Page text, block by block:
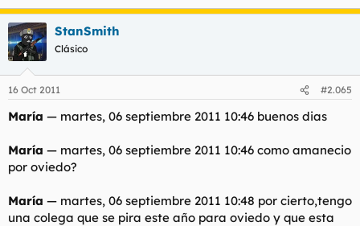
StanSmith
Clásico
16 Oct 2011 #2.065
María — martes, 06 septiembre 2011 10:46 buenos dias
María — martes, 06 septiembre 2011 10:46 como amanecio
por oviedo?
María — martes, 06 septiembre 2011 10:48 por cierto,tengo
una colega que se pira este año para oviedo y que esta